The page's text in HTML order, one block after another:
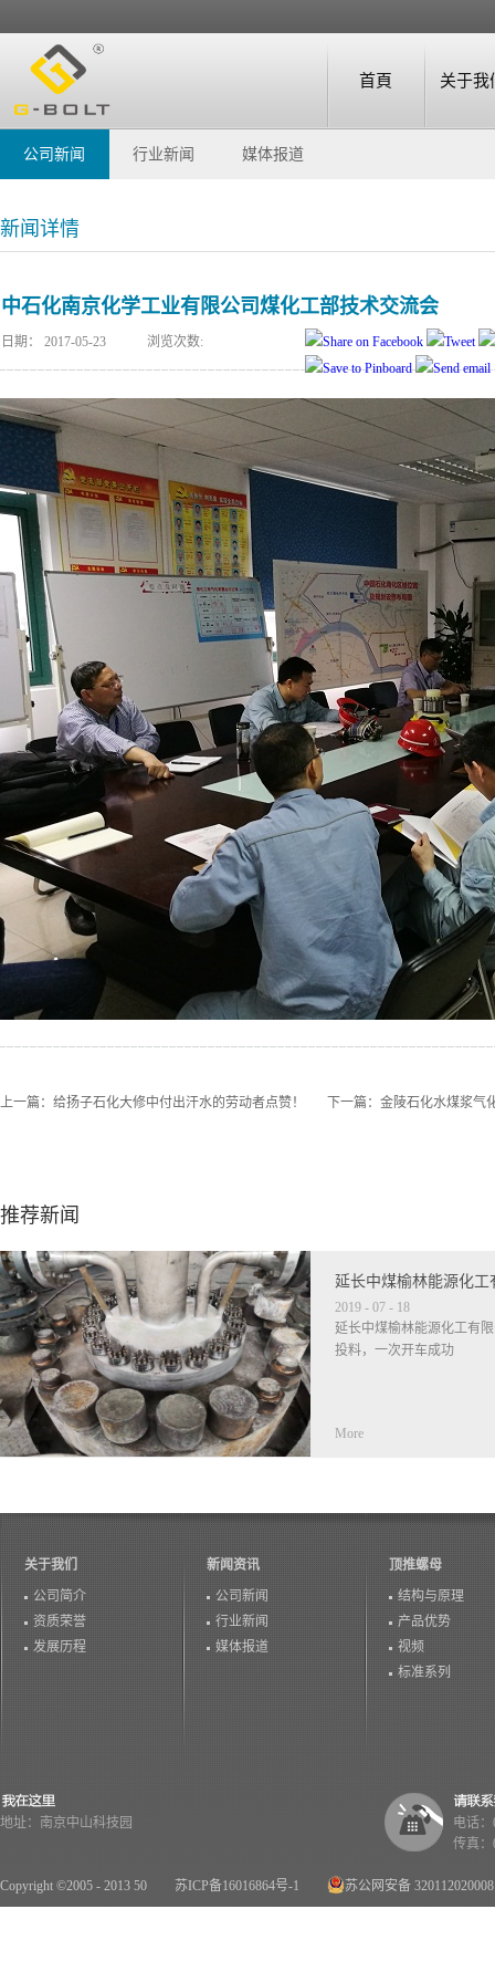
首頁 关于我
公司新闻 行业新闻 媒体报道
新闻详情
中石化南京化学工业有限公司煤化工部技术交流会
日期： 2017-05-23 浏览次数:
上一篇： 给扬子石化大修中付出汗水的劳动者点赞！ 下一篇： 金陵石化水煤浆气
推荐新闻
延长中煤榆林能源化工
2019 - 07 - 18
延长中煤榆林能源化工有
投料，一次开车成功
More
关于我们
公司简介
资质荣誉
发展历程
新闻资讯
公司新闻
行业新闻
媒体报道
顶推螺母
结构与原理
产品优势
视频
标准系列
Copyright ©2005 - 2013 50 苏ICP备16016864号-1 苏公网安备
地址：南京中山科技园
电话：
传真：